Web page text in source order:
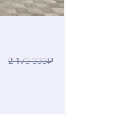
2 173 333